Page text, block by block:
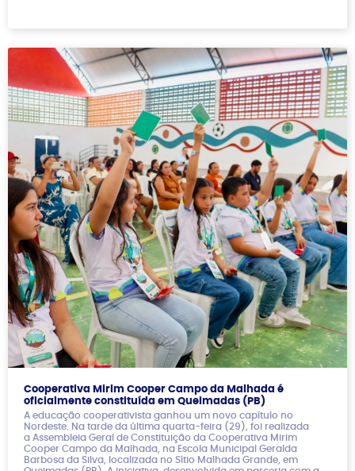
Cooperativa Mirim Cooper Campo da Malhada é
oficialmente constituída em Queimadas (PB)
A educação cooperativista ganhou um novo capítulo no
Nordeste. Na tarde da última quarta-feira (29), foi realizada
a Assembleia Geral de Constituição da Cooperativa Mirim
Cooper Campo da Malhada, na Escola Municipal Geralda
Barbosa da Silva, localizada no Sítio Malhada Grande, em